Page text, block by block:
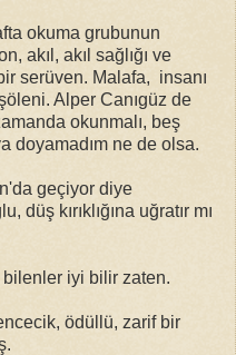
okuma grubunun
akıl, akıl sağlığı ve
serüven. Malafa, insanı
Alper Canıgüz de
okunmalı, beş
doyamadım ne de olsa.
geçiyor diye
kırıklığına uğratır mı
bilenler iyi bilir zaten.
ödüllü, zarif bir